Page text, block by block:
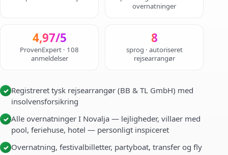
overnatninger
4,97/5
ProvenExpert · 108
anmeldelser
8
sprog · autoriseret
rejsearrangør
✓ Registreret tysk rejsearrangør (BB & TL GmbH) med
insolvensforsikring
✓ Alle overnatninger I Novalja — lejligheder, villaer med
pool, feriehuse, hotel — personligt inspiceret
✓ Overnatning, festivalbilletter, partyboat, transfer og fly